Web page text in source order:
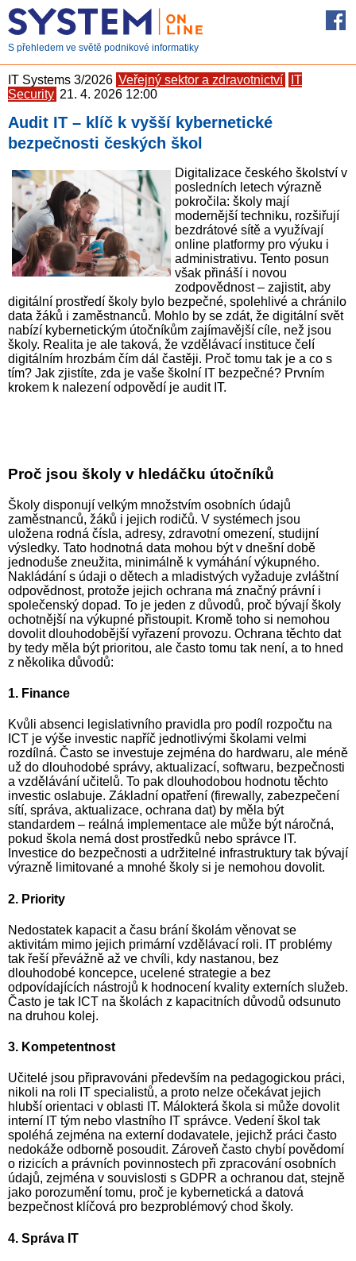
S přehledem ve světě podnikové informatiky
IT Systems 3/2026 Veřejný sektor a zdravotnictví
IT
Security 21. 4. 2026 12:00
Audit IT – klíč k vyšší kybernetické
bezpečnosti českých škol
Digitalizace českého školství v
posledních letech výrazně
pokročila: školy mají
modernější techniku, rozšiřují
bezdrátové sítě a využívají
online platformy pro výuku i
administrativu. Tento posun
však přináší i novou
zodpovědnost – zajistit, aby
digitální prostředí školy bylo bezpečné, spolehlivé a chránilo
data žáků i zaměstnanců. Mohlo by se zdát, že digitální svět
nabízí kybernetickým útočníkům zajímavější cíle, než jsou
školy. Realita je ale taková, že vzdělávací instituce čelí
digitálním hrozbám čím dál častěji. Proč tomu tak je a co s
tím? Jak zjistíte, zda je vaše školní IT bezpečné? Prvním
krokem k nalezení odpovědí je audit IT.
Proč jsou školy v hledáčku útočníků
Školy disponují velkým množstvím osobních údajů
zaměstnanců, žáků i jejich rodičů. V systémech jsou
uložena rodná čísla, adresy, zdravotní omezení, studijní
výsledky. Tato hodnotná data mohou být v dnešní době
jednoduše zneužita, minimálně k vymáhání výkupného.
Nakládání s údaji o dětech a mladistvých vyžaduje zvláštní
odpovědnost, protože jejich ochrana má značný právní i
společenský dopad. To je jeden z důvodů, proč bývají školy
ochotnější na výkupné přistoupit. Kromě toho si nemohou
dovolit dlouhodobější vyřazení provozu. Ochrana těchto dat
by tedy měla být prioritou, ale často tomu tak není, a to hned
z několika důvodů:
1. Finance
Kvůli absenci legislativního pravidla pro podíl rozpočtu na
ICT je výše investic napříč jednotlivými školami velmi
rozdílná. Často se investuje zejména do hardwaru, ale méně
už do dlouhodobé správy, aktualizací, softwaru, bezpečnosti
a vzdělávání učitelů. To pak dlouhodobou hodnotu těchto
investic oslabuje. Základní opatření (firewally, zabezpečení
sítí, správa, aktualizace, ochrana dat) by měla být
standardem – reálná implementace ale může být náročná,
pokud škola nemá dost prostředků nebo správce IT.
Investice do bezpečnosti a udržitelné infrastruktury tak bývají
výrazně limitované a mnohé školy si je nemohou dovolit.
2. Priority
Nedostatek kapacit a času brání školám věnovat se
aktivitám mimo jejich primární vzdělávací roli. IT problémy
tak řeší převážně až ve chvíli, kdy nastanou, bez
dlouhodobé koncepce, ucelené strategie a bez
odpovídajících nástrojů k hodnocení kvality externích služeb.
Často je tak ICT na školách z kapacitních důvodů odsunuto
na druhou kolej.
3. Kompetentnost
Učitelé jsou připravováni především na pedagogickou práci,
nikoli na roli IT specialistů, a proto nelze očekávat jejich
hlubší orientaci v oblasti IT. Málokterá škola si může dovolit
interní IT tým nebo vlastního IT správce. Vedení škol tak
spoléhá zejména na externí dodavatele, jejichž práci často
nedokáže odborně posoudit. Zároveň často chybí povědomí
o rizicích a právních povinnostech při zpracování osobních
údajů, zejména v souvislosti s GDPR a ochranou dat, stejně
jako porozumění tomu, proč je kybernetická a datová
bezpečnost klíčová pro bezproblémový chod školy.
4. Správa IT